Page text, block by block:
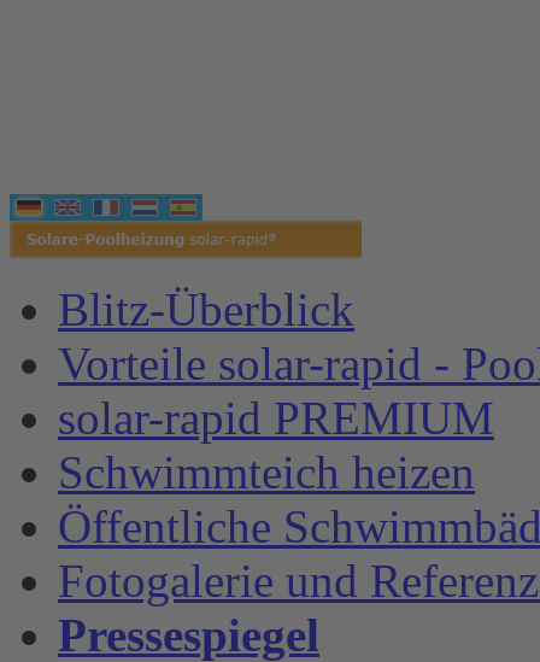
Blitz-Überblick
Vorteile solar-rapid -
solar-rapid PREMIUM
Schwimmteich heizen
Öffentliche
Fotogalerie und
Pressespiegel